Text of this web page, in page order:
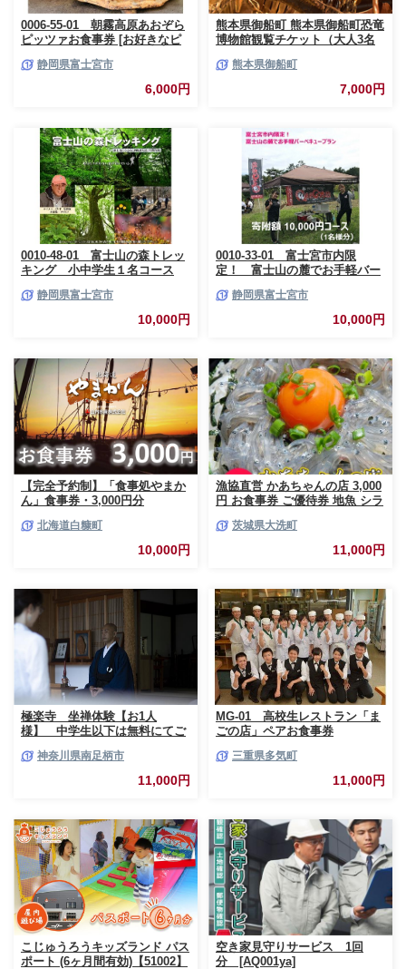
0006-55-01 朝霧高原あおぞら
ピッツァお食事券 [お好きなピ
静岡県富士宮市
6,000円
熊本県御船町 熊本県御船町恐竜
博物館観覧チケット（大人3名
日祝除く)》 熊本県御船町恐竜
熊本県御船町
7,000円
0010-48-01 富士山の森トレッ
キング 小中学生１名コース
静岡県富士宮市
10,000円
0010-33-01 富士宮市内限
定！ 富士山の麓でお手軽バー
（BBQ1人前）
静岡県富士宮市
10,000円
【完全予約制】「食事処やまか
ん」食事券・3,000円分
北海道白糠町
10,000円
漁協直営 かあちゃんの店 3,000
円 お食事券 ご優待券 地魚 シラ
茨城県大洗町
11,000円
極楽寺 坐禅体験【お1人
様】 中学生以下は無料にてご
奈川県 南足柄市 】
神奈川県南足柄市
11,000円
MG-01 高校生レストラン「ま
ごの店」ペアお食事券
三重県多気町
11,000円
こじゅうろうキッズランド パス
ポート (6ヶ月間有効)【51002】
空き家見守りサービス 1回
分 [AQ001ya]